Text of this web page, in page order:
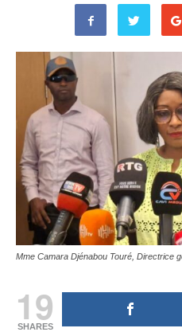
Mme Camara Djénabou Touré, Directrice
19
SHARES